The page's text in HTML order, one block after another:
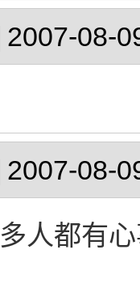
08-
08-
人都有